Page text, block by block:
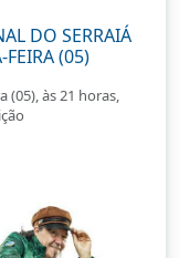
DO SERRAIÁ
FEIRA (05)
(05), às 21 horas,